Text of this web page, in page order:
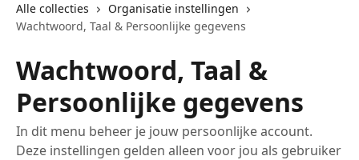
Alle collecties
Organisatie instellingen
Wachtwoord, Taal & Persoonlijke gegevens
Wachtwoord, Taal &
Persoonlijke gegevens
In dit menu beheer je jouw persoonlijke account.
Deze instellingen gelden alleen voor jou als gebruiker